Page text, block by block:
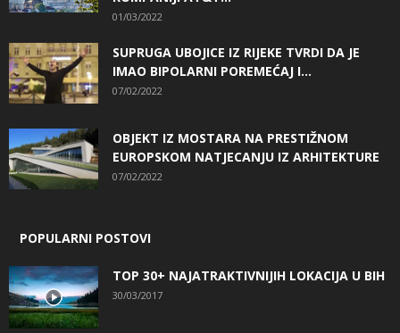
01/03/2022
SUPRUGA UBOJICE IZ RIJEKE TVRDI DA JE
IMAO BIPOLARNI POREMEĆAJ I...
07/02/2022
OBJEKT IZ MOSTARA NA PRESTIŽNOM
EUROPSKOM NATJECANJU IZ ARHITEKTURE
07/02/2022
POPULARNI POSTOVI
TOP 30+ NAJATRAKTIVNIJIH LOKACIJA U BIH
30/03/2017